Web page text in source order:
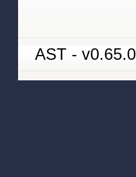
AST - v0.65.0